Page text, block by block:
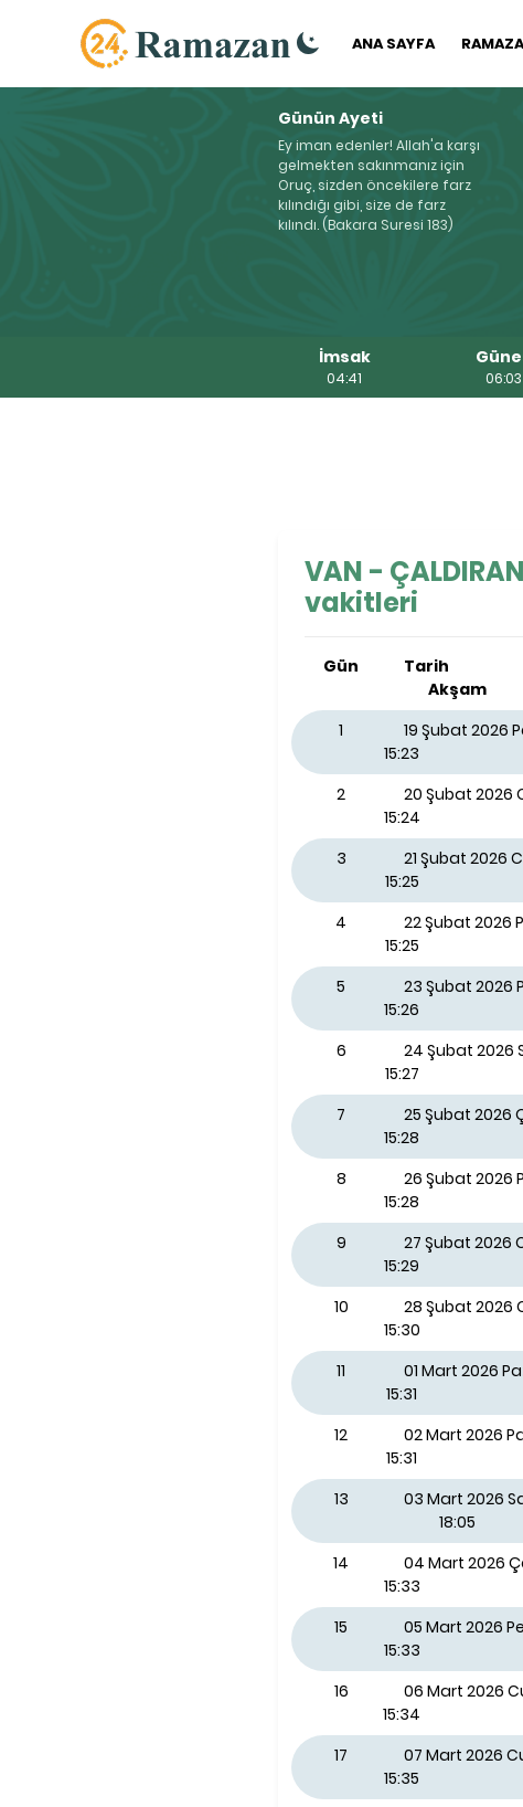
ANA SAYFA
Günün Ayeti
Ey iman edenler! Allah'a karşı
gelmekten sakınmanız için
Oruç, sizden öncekilere farz
kılındığı gibi, size de farz
kılındı. (Bakara Suresi 183)
İmsak
04:41 06:03
VAN -
vakitleri
Gün Tarih
Akşam
1
19 Şubat 2026
15:23
2
20 Şubat 2026
15:24
3
21 Şubat 2026
15:25
4
22 Şubat 2026
15:25
5
23 Şubat 2026
15:26
6
24 Şubat 2026
15:27
7
25 Şubat 2026
15:28
8
26 Şubat 2026
15:28
9
27 Şubat 2026
15:29
10
28 Şubat 2026
15:30
11
01 Mart 2026
15:31
12
02 Mart 2026
15:31
13
03 Mart 2026
18:05
14
04 Mart 2026
15:33
15
05 Mart 2026
15:33
16
06 Mart 2026
15:34
17
07 Mart 2026
15:35